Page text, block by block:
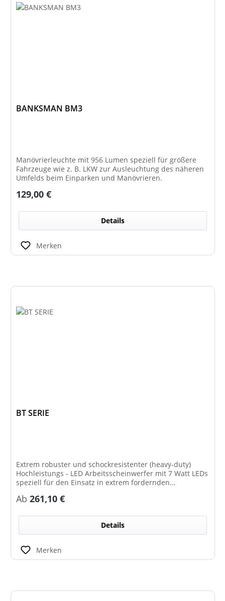
BANKSMAN BM3
Manövrierleuchte mit 956 Lumen speziell für größere
Fahrzeuge wie z. B. LKW zur Ausleuchtung des näheren
Umfelds beim Einparken und Manövrieren.
Regulärer Preis:
129,00 €
Details
Merken
BT SERIE
Extrem robuster und schockresistenter (heavy-duty)
Hochleistungs - LED Arbeitsscheinwerfer mit 7 Watt LEDs
speziell für den Einsatz in extrem fordernden
unterschiedlichen Ausführungen mit bis zu 16.000
Leuchtbildern.
Regulärer Preis:
Ab 261,10 €
Details
Merken